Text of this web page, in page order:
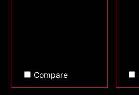
Compare